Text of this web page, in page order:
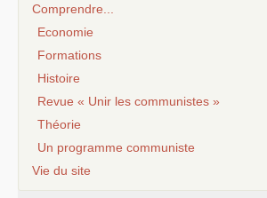
Comprendre...
Economie
Formations
Histoire
Revue « Unir les communistes »
Théorie
Un programme communiste
Vie du site